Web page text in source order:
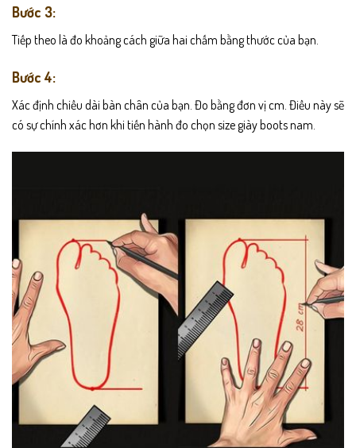
Bước 3:
Tiếp theo là đo khoảng cách giữa hai chấm bằng thước của bạn.
Bước 4:
Xác định chiều dài bàn chân của bạn. Đo bằng đơn vị cm. Điều này sẽ
có sự chính xác hơn khi tiến hành đo chọn size giày boots nam.